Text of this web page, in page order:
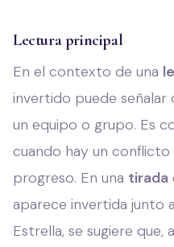
Lectura principal
En el contexto de una
invertido puede señalar
un equipo o grupo. Es
cuando hay un
progreso. En una tirada
aparece invertida junto
Estrella, se sugiere que,